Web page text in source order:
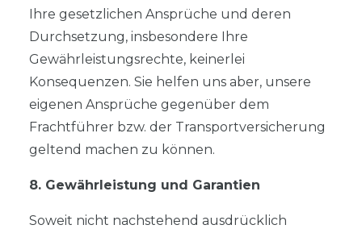
Ihre gesetzlichen Ansprüche und deren
Durchsetzung, insbesondere Ihre
Gewährleistungsrechte, keinerlei
Konsequenzen. Sie helfen uns aber, unsere
eigenen Ansprüche gegenüber dem
Frachtführer bzw. der Transportversicherung
geltend machen zu können.
8. Gewährleistung und Garantien
Soweit nicht nachstehend ausdrücklich